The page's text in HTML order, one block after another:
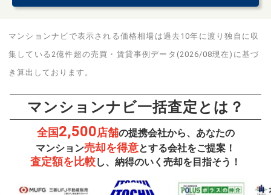
マンションナビで表示される価格相場は過去10年に渡り独自に収
集している2億件超の売買・賃貸事例データ(2026/08現在)に基づ
き算出しております。
マンションナビ一括査定とは？
全国2,500店舗の提携会社から、あなたの
マンション売却を得意とする会社をご提案！
査定額を比較し、納得のいく売却を目指そう！